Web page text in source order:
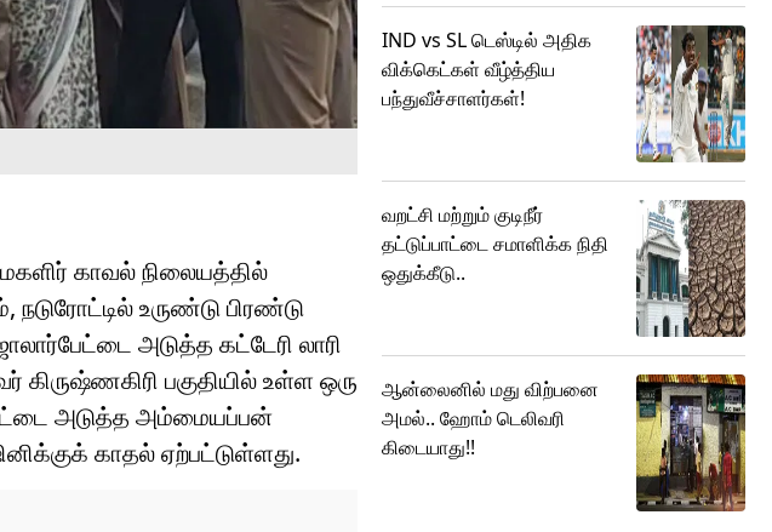
காவல் நிலையத்தில்
உருண்டு பிரண்டு
அடுத்த கட்டேரி லாரி
கிருஷ்ணகிரி பகுதியில் உள்ள ஒரு
அடுத்த அம்மையப்பன்
காதல் ஏற்பட்டுள்ளது.
IND vs SL டெஸ்டில் அதிக
விக்கெட்கள் வீழ்த்திய
பந்துவீச்சாளர்கள்!
வறட்சி மற்றும் குடிநீர்
தட்டுப்பாட்டை சமாளிக்க நிதி
ஒதுக்கீடு..
ஆன்லைனில் மது விற்பனை
அமல்.. ஹோம் டெலிவரி
கிடையாது!!